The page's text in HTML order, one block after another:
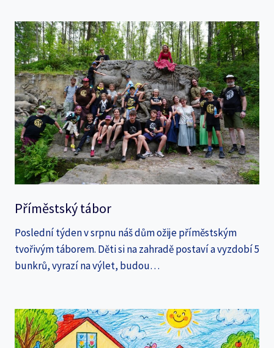
Příměstský tábor
Poslední týden v srpnu náš dům ožije příměstským
tvořivým táborem. Děti si na zahradě postaví a vyzdobí 5
bunkrů, vyrazí na výlet, budou…